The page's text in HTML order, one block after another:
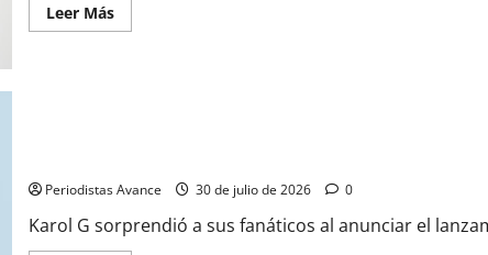
Leer Más
Periodistas Avance 30 de julio de 2026 0
Karol G sorprendió a sus fanáticos al anunciar el